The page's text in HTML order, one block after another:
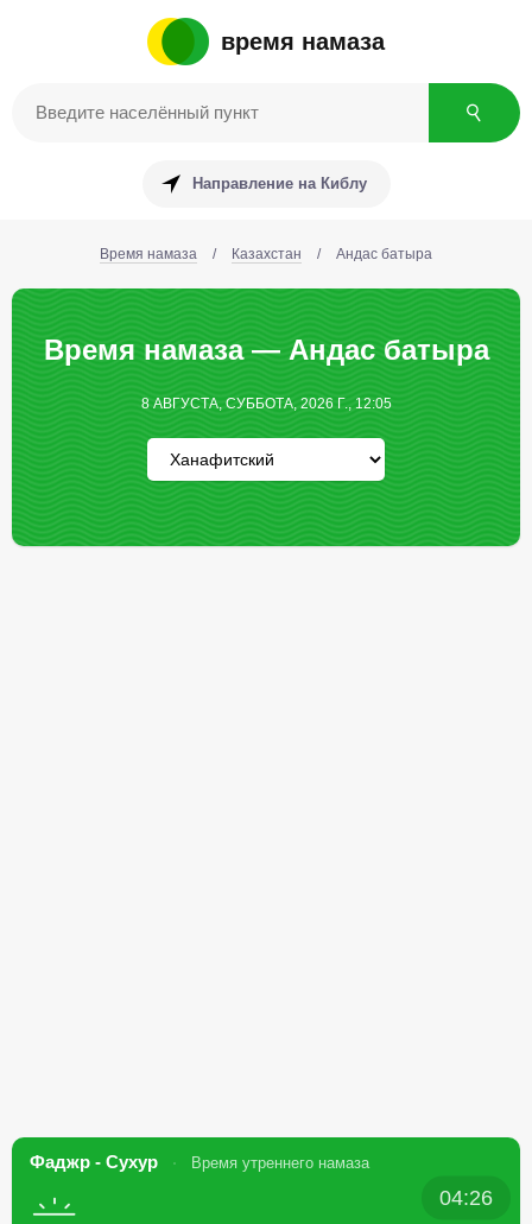
время намаза
Направление на Киблу
Время намаза / Казахстан / Андас батыра
Время намаза — Андас батыра
8 АВГУСТА, СУББОТА, 2026 Г., 12:05
Фаджр - Сухур Время утреннего намаза
04:26